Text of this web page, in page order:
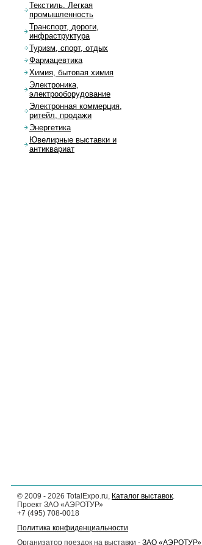
Текстиль. Легкая
промышленность
Транспорт, дороги,
инфраструктура
Туризм, спорт, отдых
Фармацевтика
Химия, бытовая химия
Электроника,
электрооборудование
Электронная коммерция,
ритейл, продажи
Энергетика
Ювелирные выставки и
антиквариат
© 2009 - 2026 TotalExpo.ru, Каталог выставок.
Проект ЗАО «АЭРОТУР»
+7 (495) 708-0018
Политика конфиденциальности
Организатор поездок на выставки - ЗАО «АЭРОТУР»